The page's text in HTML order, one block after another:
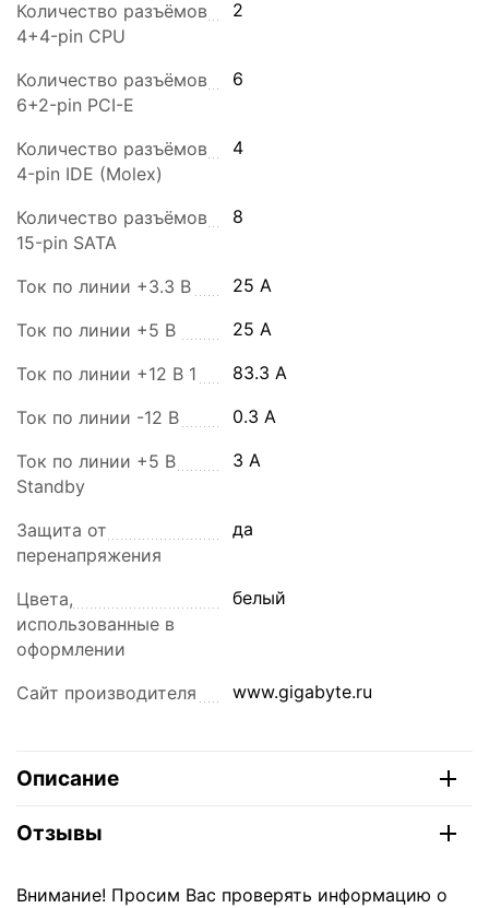
Количество разъёмов
4+4-pin CPU
2
Количество разъёмов
6+2-pin PCI-E
6
Количество разъёмов
4-pin IDE (Molex)
4
Количество разъёмов
15-pin SATA
8
Ток по линии +3.3 В 25 A
Ток по линии +5 В 25 A
Ток по линии +12 В 1 83.3 A
Ток по линии -12 В 0.3 A
Ток по линии +5 В
Standby
3 A
Защита от
перенапряжения
да
Цвета,
использованные в
оформлении
белый
Сайт производителя www.gigabyte.ru
Описание
Отзывы
Внимание! Просим Вас проверять информацию о